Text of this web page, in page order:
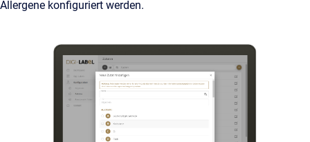
Allergene konfiguriert werden.